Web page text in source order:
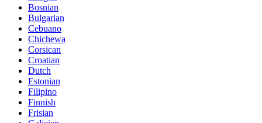
Bosnian
Bulgarian
Cebuano
Chichewa
Corsican
Croatian
Dutch
Estonian
Filipino
Finnish
Frisian